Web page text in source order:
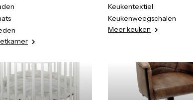
Keukentextiel
Keukenweegschalen
Meerkeuken